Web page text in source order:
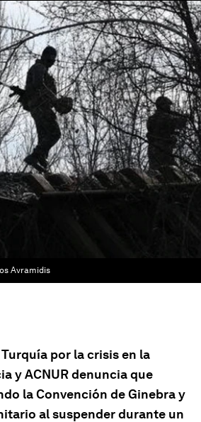
Avramidis
por la crisis en la
y ACNUR denuncia que
la Convención de Ginebra y
al suspender durante un